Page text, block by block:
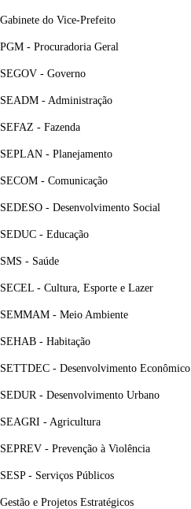
Gabinete do Vice-Prefeito
PGM - Procuradoria Geral
SEGOV - Governo
SEADM - Administração
SEFAZ - Fazenda
SEPLAN - Planejamento
SECOM - Comunicação
SEDESO - Desenvolvimento Social
SEDUC - Educação
SMS - Saúde
SECEL - Cultura, Esporte e Lazer
SEMMAM - Meio Ambiente
SEHAB - Habitação
SETTDEC - Desenvolvimento Econômico
SEDUR - Desenvolvimento Urbano
SEAGRI - Agricultura
SEPREV - Prevenção à Violência
SESP - Serviços Públicos
Gestão e Projetos Estratégicos